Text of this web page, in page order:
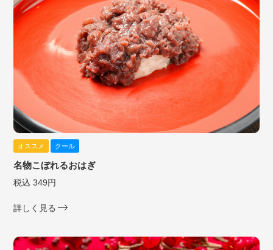
オススメ クール
名物こぼれるおはぎ
税込 349円
詳しく見る